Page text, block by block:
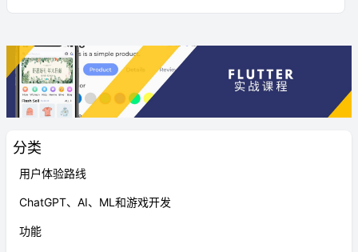
分类
用户体验路线
ChatGPT、AI、ML和游戏开发
功能